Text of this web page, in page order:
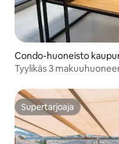
Condo-huoneisto
Tyylikäs 3
Supertarjoaja
Supertarjoaja